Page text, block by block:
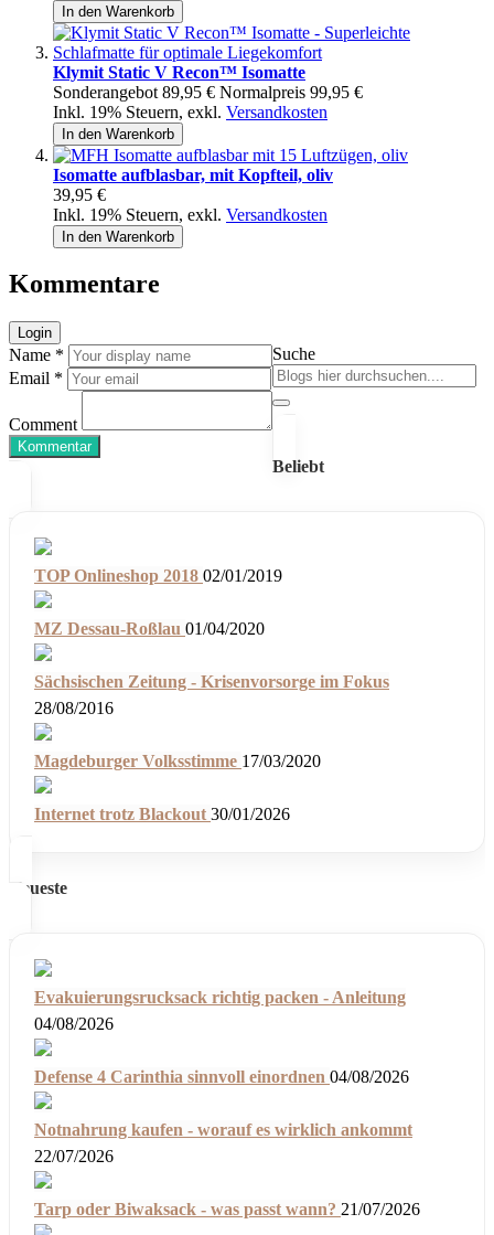
In den Warenkorb
Klymit Static V Recon™ Isomatte
Sonderangebot 89,95 € Normalpreis 99,95 €
Inkl. 19% Steuern, exkl. Versandkosten
In den Warenkorb
Isomatte aufblasbar, mit Kopfteil, oliv
39,95 €
Inkl. 19% Steuern, exkl. Versandkosten
In den Warenkorb
Kommentare
Login
Name *
Email *
Comment
Kommentar
Suche
Beliebt
TOP Onlineshop 2018 02/01/2019
MZ Dessau-Roßlau 01/04/2020
Sächsischen Zeitung - Krisenvorsorge im Fokus
28/08/2016
Magdeburger Volksstimme 17/03/2020
Internet trotz Blackout 30/01/2026
Neueste
Evakuierungsrucksack richtig packen - Anleitung
04/08/2026
Defense 4 Carinthia sinnvoll einordnen 04/08/2026
Notnahrung kaufen - worauf es wirklich ankommt
22/07/2026
Tarp oder Biwaksack - was passt wann? 21/07/2026